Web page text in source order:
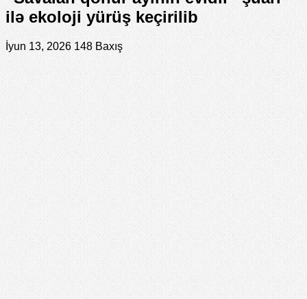
ilə ekoloji yürüş keçirilib
İyun 13, 2026 148 Baxış